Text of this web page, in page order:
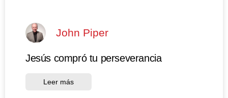
John Piper
Jesús compró tu perseverancia
Leer más